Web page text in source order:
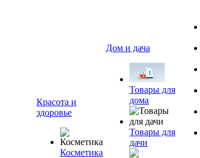
Красота и
здоровье
Косметика
Дом и дача
Товары для
дома
Товары для
дачи